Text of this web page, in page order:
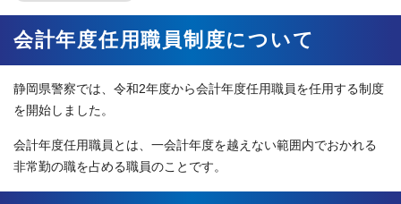
会計年度任用職員制度について
静岡県警察では、令和2年度から会計年度任用職員を任用する制度
を開始しました。
会計年度任用職員とは、一会計年度を越えない範囲内でおかれる
非常勤の職を占める職員のことです。